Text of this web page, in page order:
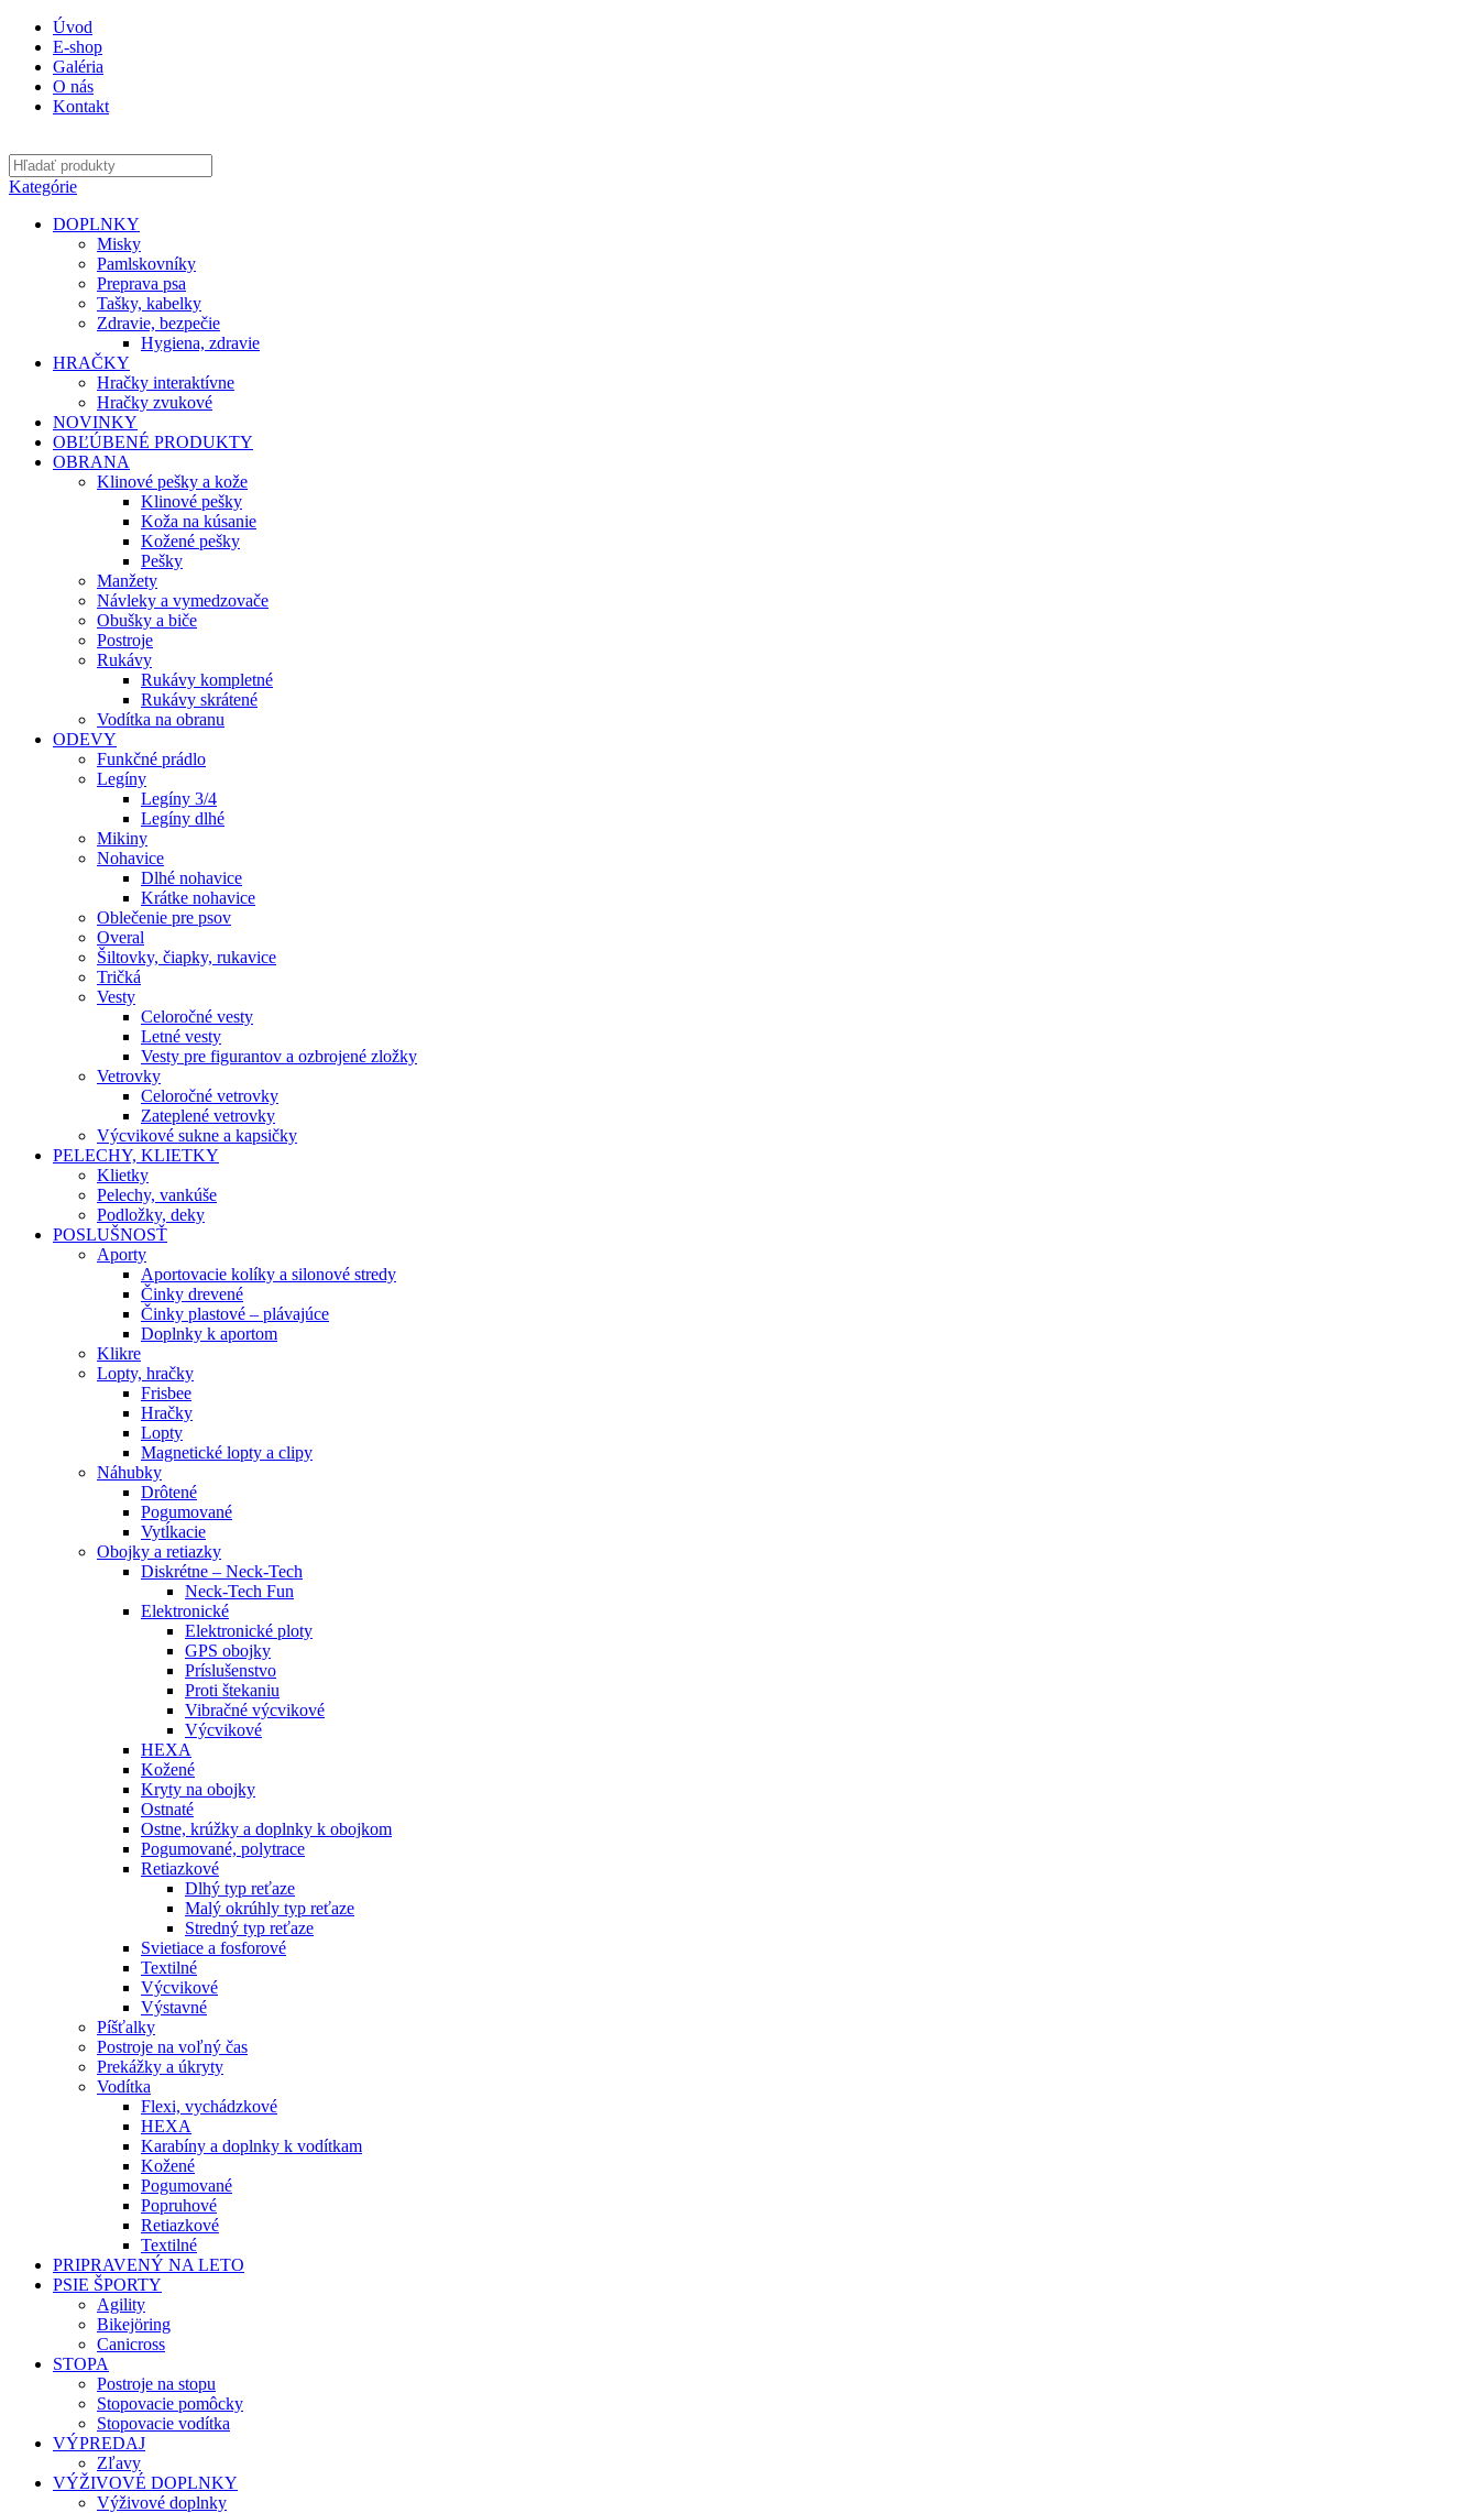
Úvod
E-shop
Galéria
O nás
Kontakt
Kategórie
DOPLNKY
Misky
Pamlskovníky
Preprava psa
Tašky, kabelky
Zdravie, bezpečie
Hygiena, zdravie
HRAČKY
Hračky interaktívne
Hračky zvukové
NOVINKY
OBĽÚBENÉ PRODUKTY
OBRANA
Klinové pešky a kože
Klinové pešky
Koža na kúsanie
Kožené pešky
Pešky
Manžety
Návleky a vymedzovače
Obušky a biče
Postroje
Rukávy
Rukávy kompletné
Rukávy skrátené
Vodítka na obranu
ODEVY
Funkčné prádlo
Legíny
Legíny 3/4
Legíny dlhé
Mikiny
Nohavice
Dlhé nohavice
Krátke nohavice
Oblečenie pre psov
Overal
Šiltovky, čiapky, rukavice
Tričká
Vesty
Celoročné vesty
Letné vesty
Vesty pre figurantov a ozbrojené zložky
Vetrovky
Celoročné vetrovky
Zateplené vetrovky
Výcvikové sukne a kapsičky
PELECHY, KLIETKY
Klietky
Pelechy, vankúše
Podložky, deky
POSLUŠNOSŤ
Aporty
Aportovacie kolíky a silonové stredy
Činky drevené
Činky plastové – plávajúce
Doplnky k aportom
Klikre
Lopty, hračky
Frisbee
Hračky
Lopty
Magnetické lopty a clipy
Náhubky
Drôtené
Pogumované
Vytĺkacie
Obojky a retiazky
Diskrétne – Neck-Tech
Neck-Tech Fun
Elektronické
Elektronické ploty
GPS obojky
Príslušenstvo
Proti štekaniu
Vibračné výcvikové
Výcvikové
HEXA
Kožené
Kryty na obojky
Ostnaté
Ostne, krúžky a doplnky k obojkom
Pogumované, polytrace
Retiazkové
Dlhý typ reťaze
Malý okrúhly typ reťaze
Stredný typ reťaze
Svietiace a fosforové
Textilné
Výcvikové
Výstavné
Píšťalky
Postroje na voľný čas
Prekážky a úkryty
Vodítka
Flexi, vychádzkové
HEXA
Karabíny a doplnky k vodítkam
Kožené
Pogumované
Popruhové
Retiazkové
Textilné
PRIPRAVENÝ NA LETO
PSIE ŠPORTY
Agility
Bikejöring
Canicross
STOPA
Postroje na stopu
Stopovacie pomôcky
Stopovacie vodítka
VÝPREDAJ
Zľavy
VÝŽIVOVÉ DOPLNKY
Výživové doplnky